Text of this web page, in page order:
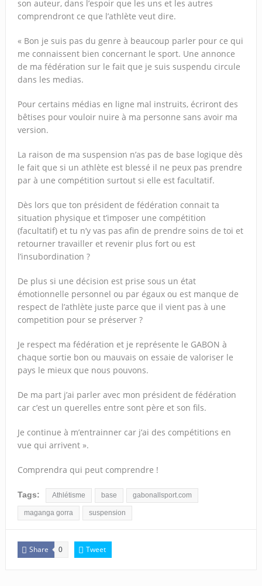
son auteur, dans l’espoir que les uns et les autres
comprendront ce que l’athlète veut dire.
« Bon je suis pas du genre à beaucoup parler pour ce qui
me connaissent bien concernant le sport. Une annonce
de ma fédération sur le fait que je suis suspendu circule
dans les medias.
Pour certains médias en ligne mal instruits, écriront des
bêtises pour vouloir nuire à ma personne sans avoir ma
version.
La raison de ma suspension n’as pas de base logique dès
le fait que si un athlète est blessé il ne peux pas prendre
par à une compétition surtout si elle est facultatif.
Dès lors que ton président de fédération connait ta
situation physique et t’imposer une compétition
(facultatif) et tu n’y vas pas afin de prendre soins de toi et
retourner travailler et revenir plus fort ou est
l’insubordination ?
De plus si une décision est prise sous un état
émotionnelle personnel ou par égaux ou est manque de
respect de l’athlète juste parce que il vient pas à une
competition pour se préserver ?
Je respect ma fédération et je représente le GABON à
chaque sortie bon ou mauvais on essaie de valoriser le
pays le mieux que nous pouvons.
De ma part j’ai parler avec mon président de fédération
car c’est un querelles entre sont père et son fils.
Je continue à m’entrainner car j’ai des compétitions en
vue qui arrivent ».
Comprendra qui peut comprendre !
Tags: Athlétisme base gabonallsport.com
maganga gorra suspension
Share 0 Tweet